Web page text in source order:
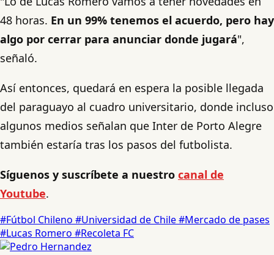
48 horas. En un 99% tenemos el acuerdo, pero hay
algo por cerrar para anunciar donde jugará",
señaló.
Así entonces, quedará en espera la posible llegada
del paraguayo al cuadro universitario, donde incluso
algunos medios señalan que Inter de Porto Alegre
también estaría tras los pasos del futbolista.
Síguenos y suscríbete a nuestro canal de
Youtube.
#Fútbol Chileno #Universidad de Chile#Mercado de pases
#Lucas Romero #Recoleta FC